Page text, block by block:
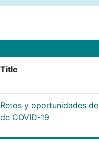
Title
Retos y oportunidades
de COVID-19